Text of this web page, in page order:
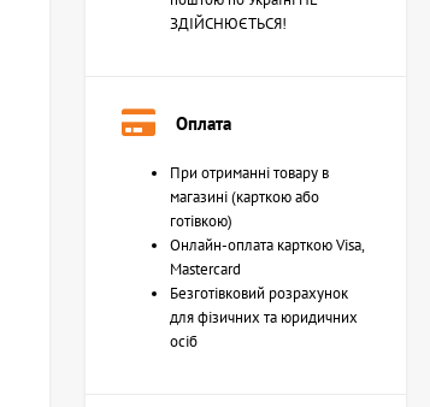
ЗДІЙСНЮЄТЬСЯ!
Оплата
При отриманні товару в
магазині (карткою або
готівкою)
Онлайн-оплата карткою Visa,
Mastercard
Безготівковий розрахунок
для фізичних та юридичних
осіб